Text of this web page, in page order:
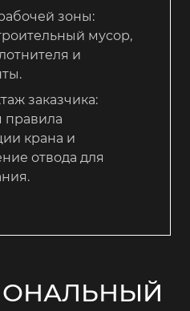
зоны:
мусор,
и
заказчика:
правила
крана и
отвода для